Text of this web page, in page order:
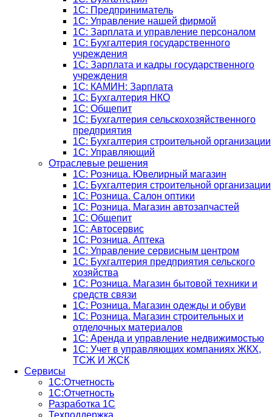
1C: Предприниматель
1C: Управление нашей фирмой
1C: Зарплата и управление персоналом
1C: Бухгалтерия государственного
учреждения
1C: Зарплата и кадры государственного
учреждения
1C: КАМИН: Зарплата
1C: Бухгалтерия НКО
1С: Общепит
1С: Бухгалтерия сельскохозяйст­венного
предприятия
1С: Бухгалтерия строительной организации
1С: Управляющий
Отраслевые решения
1С: Розница. Ювелирный магазин
1С: Бухгалтерия строительной организации
1С: Розница. Салон оптики
1С: Розница. Магазин автозапчастей
1C: Общепит
1С: Автосервис
1С: Розница. Аптека
1С: Управление сервисным центром
1С: Бухгалтерия предприятия сельского
хозяйства
1С: Розница. Магазин бытовой техники и
средств связи
1С: Розница. Магазин одежды и обуви
1С: Розница. Магазин строительных и
отделочных материалов
1С: Аренда и управление недвижимостью
1C: Учет в управляющих компаниях ЖКХ,
ТСЖ И ЖСК
Сервисы
1С:Отчетность
1С:Отчетность
Разработка 1С
Техподдержка